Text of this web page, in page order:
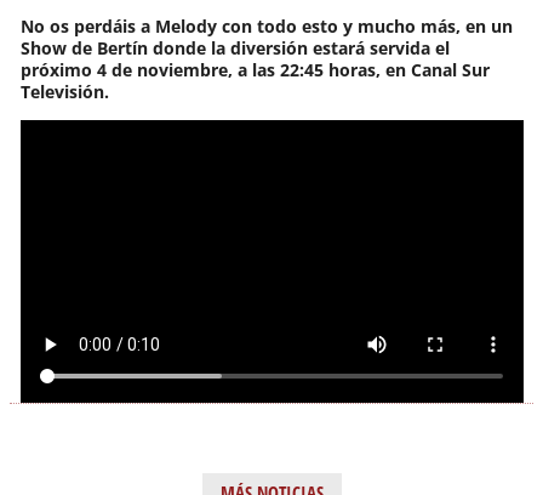
No os perdáis a Melody con todo esto y mucho más, en un
Show de Bertín donde la diversión estará servida el
próximo 4 de noviembre, a las 22:45 horas, en Canal Sur
Televisión.